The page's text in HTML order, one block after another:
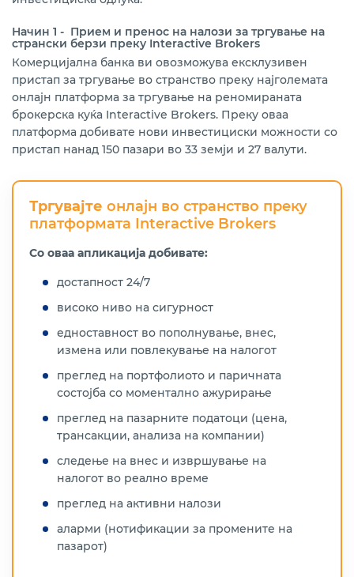
Начин 1 - Прием и пренос на налози за тргување на
странски берзи преку Interactive Brokers
Комерцијална банка ви овозможува ексклузивен
пристап за тргување во странство преку најголемата
онлајн платформа за тргување на реномираната
брокерска куќа Interactive Brokers. Преку оваа
платформа добивате нови инвестициски можности со
пристап нанад 150 пазари во 33 земји и 27 валути.
Тргувајте онлајн во странство преку
платформата Interactive Brokers
Со оваа апликација добивате:
достапност 24/7
високо ниво на сигурност
едноставност во пополнување, внес,
измена или повлекување на налогот
преглед на портфолиото и паричната
состојба со моментално ажурирање
преглед на пазарните податоци (цена,
трансакции, анализа на компании)
следење на внес и извршување на
налогот во реално време
преглед на активни налози
аларми (нотификации за промените на
пазарот)